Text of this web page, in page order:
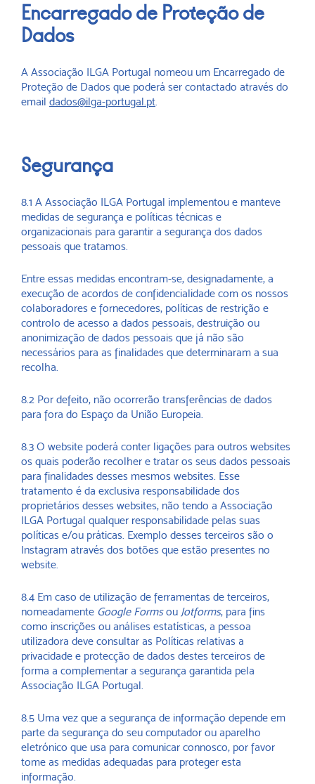
Encarregado de Proteção de
Dados
A Associação ILGA Portugal nomeou um Encarregado de
Proteção de Dados que poderá ser contactado através do
email dados@ilga-portugal.pt.
Segurança
8.1 A Associação ILGA Portugal implementou e manteve
medidas de segurança e políticas técnicas e
organizacionais para garantir a segurança dos dados
pessoais que tratamos.
Entre essas medidas encontram-se, designadamente, a
execução de acordos de confidencialidade com os nossos
colaboradores e fornecedores, políticas de restrição e
controlo de acesso a dados pessoais, destruição ou
anonimização de dados pessoais que já não são
necessários para as finalidades que determinaram a sua
recolha.
8.2 Por defeito, não ocorrerão transferências de dados
para fora do Espaço da União Europeia.
8.3 O website poderá conter ligações para outros websites
os quais poderão recolher e tratar os seus dados pessoais
para finalidades desses mesmos websites. Esse
tratamento é da exclusiva responsabilidade dos
proprietários desses websites, não tendo a Associação
ILGA Portugal qualquer responsabilidade pelas suas
políticas e/ou práticas. Exemplo desses terceiros são o
Instagram através dos botões que estão presentes no
website.
8.4 Em caso de utilização de ferramentas de terceiros,
nomeadamente Google Formsou Jotforms, para fins
como inscrições ou análises estatísticas, a pessoa
utilizadora deve consultar as Políticas relativas a
privacidade e protecção de dados destes terceiros de
forma a complementar a segurança garantida pela
Associação ILGA Portugal.
8.5 Uma vez que a segurança de informação depende em
parte da segurança do seu computador ou aparelho
eletrónico que usa para comunicar connosco, por favor
tome as medidas adequadas para proteger esta
informação.